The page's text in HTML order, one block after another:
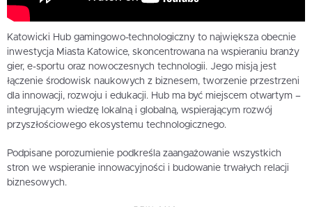
Katowicki Hub gamingowo-technologiczny to największa obecnie
inwestycja Miasta Katowice, skoncentrowana na wspieraniu branży
gier, e-sportu oraz nowoczesnych technologii. Jego misją jest
łączenie środowisk naukowych z biznesem, tworzenie przestrzeni
dla innowacji, rozwoju i edukacji. Hub ma być miejscem otwartym –
integrującym wiedzę lokalną i globalną, wspierającym rozwój
przyszłościowego ekosystemu technologicznego.
Podpisane porozumienie podkreśla zaangażowanie wszystkich
stron we wspieranie innowacyjności i budowanie trwałych relacji
biznesowych.